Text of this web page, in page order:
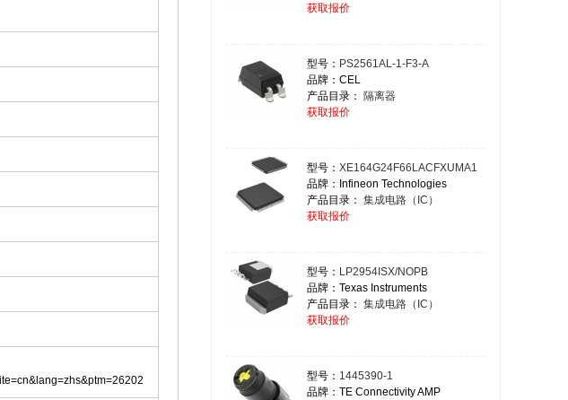
获取报价
型号： PS2561AL-1-F3-A
品牌：CEL
产品目录： 隔离器
获取报价
型号： XE164G24F66LACFXUMA1
品牌：Infineon Technologies
产品目录： 集成电路（IC）
获取报价
型号： LP2954ISX/NOPB
品牌：Texas Instruments
产品目录： 集成电路（IC）
获取报价
型号： 1445390-1
品牌：TE Connectivity AMP